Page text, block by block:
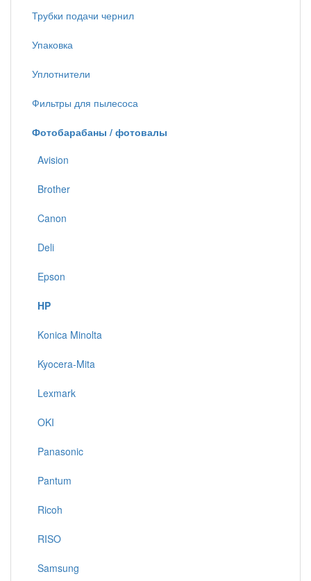
Трубки подачи чернил
Упаковка
Уплотнители
Фильтры для пылесоса
Фотобарабаны / фотовалы
Avision
Brother
Canon
Deli
Epson
HP
Konica Minolta
Kyocera-Mita
Lexmark
OKI
Panasonic
Pantum
Ricoh
RISO
Samsung